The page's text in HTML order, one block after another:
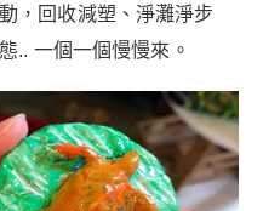
，回收減塑、淨灘淨步
.. 一個一個慢慢來。